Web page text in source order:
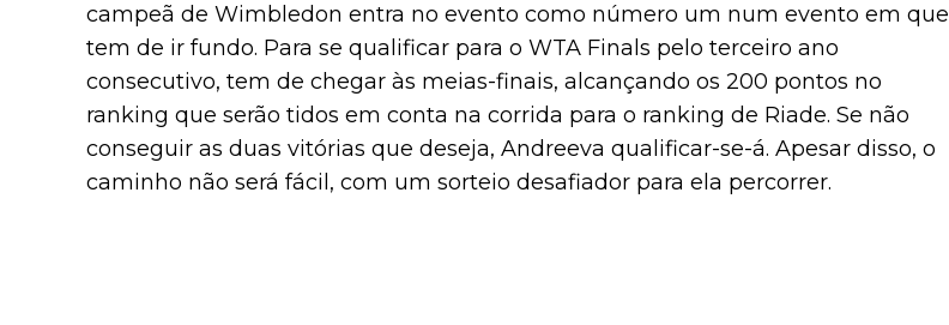
campeã de Wimbledon entra no evento como número um num evento em que
tem de ir fundo. Para se qualificar para o WTA Finals pelo terceiro ano
consecutivo, tem de chegar às meias-finais, alcançando os 200 pontos no
ranking que serão tidos em conta na corrida para o ranking de Riade. Se não
conseguir as duas vitórias que deseja, Andreeva qualificar-se-á. Apesar disso, o
caminho não será fácil, com um sorteio desafiador para ela percorrer.